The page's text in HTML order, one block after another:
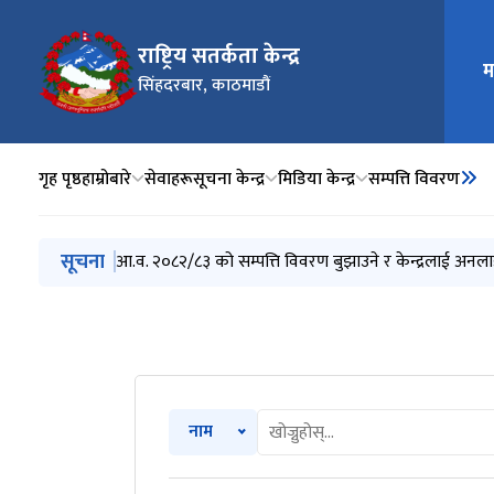
राष्ट्रिय सतर्कता केन्द्र
सिंहदरबार, काठमाडौं
मुख्य
गृह पृष्ठहाम्रोबारे सेवाहरूसूचना केन्द्र मिडिया केन्द्र सम्पत्ति विवरण
मुख्य नेभिगेसनमा जानुहोस्
सूचना आ.व. २०८२/८३ को सम्पत्ति विवरण बुझाउने र केन्द्रलाई
नाम